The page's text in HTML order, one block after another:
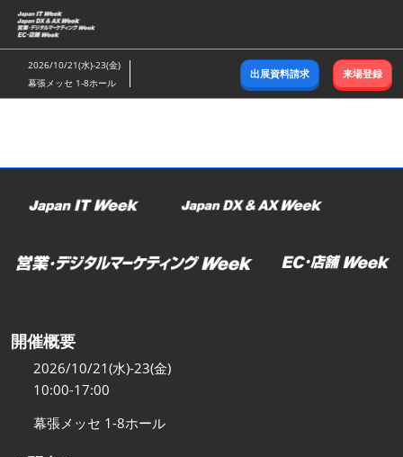
ス
キ
ッ
し
む
2026/10/21(水)-23(金)
幕張メッセ 1-8ホール
出展資料請求 来場登録
開催概要
2026/10/21(水)-23(金)
10:00-17:00
幕張メッセ 1-8ホール